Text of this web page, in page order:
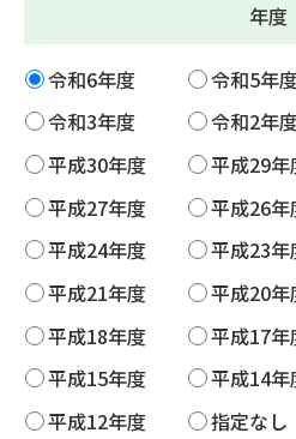
年度
令和6年度 令和5年
令和3年度
令和2年
平成30年度
平成29年
平成27年度
平成26年
平成24年度
平成23年
平成21年度
平成20年
平成18年度
平成17年
平成15年度
平成14年
平成12年度
指定なし